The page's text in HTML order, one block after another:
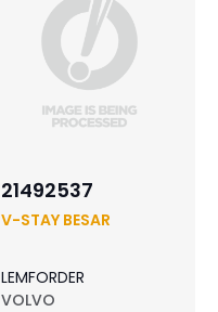
21492537
V-STAY BESAR
LEMFORDER
VOLVO